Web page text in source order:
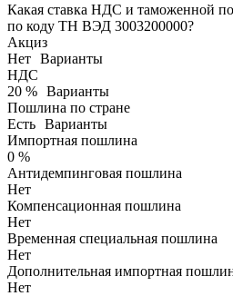
Какая ставка НДС и таможенной
по коду ТН ВЭД 3003200000?
Акциз
Нет Варианты
НДС
20 % Варианты
Пошлина по стране
Есть Варианты
Импортная пошлина
0 %
Антидемпинговая пошлина
Нет
Компенсационная пошлина
Нет
Временная специальная пошлина
Нет
Дополнительная импортная
Нет